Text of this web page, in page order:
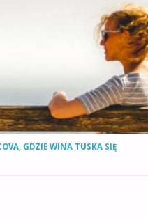
GDZIE WINA TUSKA SIĘ